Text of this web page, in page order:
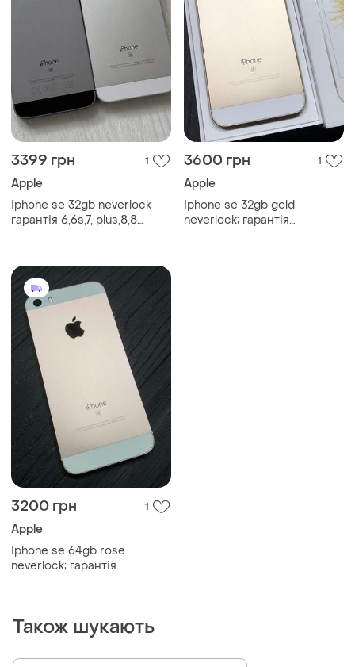
3399 грн 1
Apple
Iphone se 32gb neverlock
гарантія 6,6s,7, plus,8,8
3600 грн 1
Apple
Iphone se 32gb gold
neverlock; гарантія
3200 грн 1
Apple
Iphone se 64gb rose
neverlock; гарантія
Також шукають